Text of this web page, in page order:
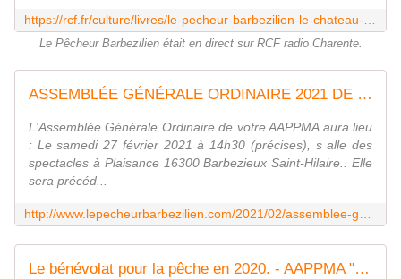
Le Pêcheur Barbezilien était en direct sur RCF radio Charente.
ASSEMBLÉE GÉNÉRALE ORDINAIRE 2021 DE VOTRE AAPPMA - AAPPMA "Le Pêcheur Barbezilien"
L'Assemblée Générale Ordinaire de votre AAPPMA aura lieu
: Le samedi 27 février 2021 à 14h30 (précises), s alle des
spectacles à Plaisance 16300 Barbezieux Saint-Hilaire.. Elle
sera précéd...
Le bénévolat pour la pêche en 2020. - AAPPMA "Le Pêcheur Barbezilien"